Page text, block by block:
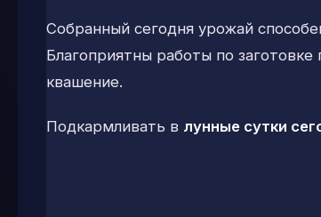
Собранный сегодня урожай
Благоприятны работы по
квашение.
Подкармливать в лунные сутки